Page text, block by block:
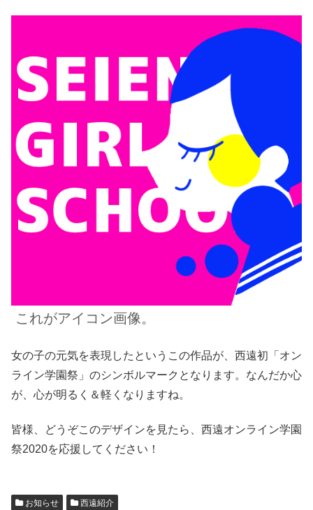
これがアイコン画像。
女の子の元気を表現したというこの作品が、西遠初「オン
ライン学園祭」のシンボルマークとなります。なんだか心
が、心が明るく＆軽くなりますね。
皆様、どうぞこのデザインを見たら、西遠オンライン学園
祭2020を応援してください！
お知らせ 西遠紹介